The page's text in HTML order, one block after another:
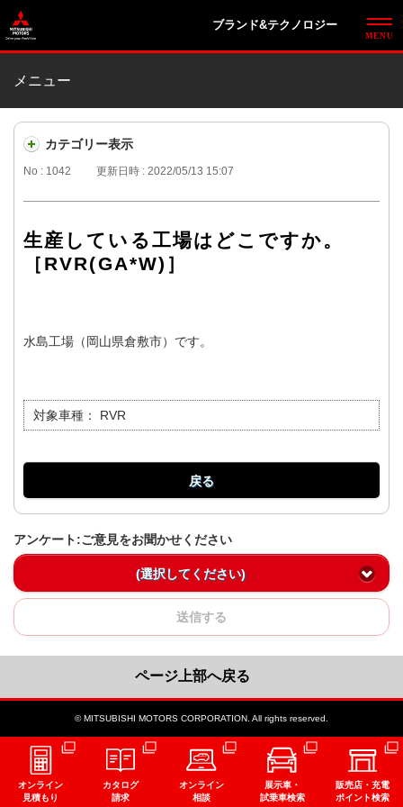
ブランド&テクノロジー
メニュー
カテゴリー表示
No : 1042 更新日時 : 2022/05/13 15:07
生産している工場はどこですか。
［RVR(GA*W)］
水島工場（岡山県倉敷市）です。
対象車種： RVR
戻る
アンケート:ご意見をお聞かせください
(選択してください)
送信する
ページ上部へ戻る
© MITSUBISHI MOTORS CORPORATION. All rights reserved.
オンライン
見積もり
カタログ
請求
オンライン
相談
展示車・
試乗車検索
販売店・充電
ポイント検索